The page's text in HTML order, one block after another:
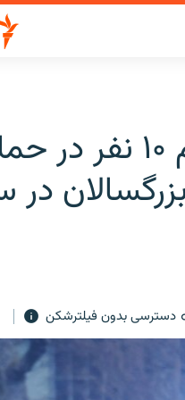
دست‌کم ۱۰
دسترسی بدون فیلترشکن